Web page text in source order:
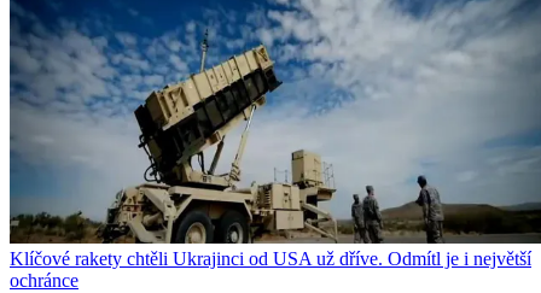
Klíčové rakety chtěli Ukrajinci od USA už dříve. Odmítl je i největší
ochránce